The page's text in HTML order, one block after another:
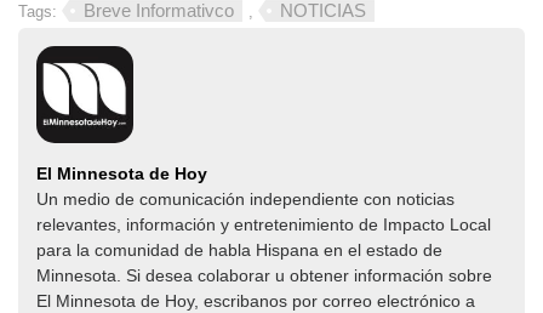
Tags: Breve Informativco , NOTICIAS
El Minnesota de Hoy
Un medio de comunicación independiente con noticias
relevantes, información y entretenimiento de Impacto Local​​
para la comunidad de habla Hispana en el estado de
Minnesota. Si desea colaborar u obtener información sobre
El Minnesota de Hoy, escribanos por correo electrónico a